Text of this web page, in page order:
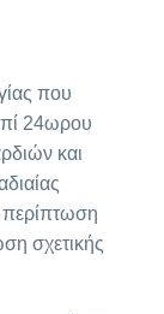
που
24ωρου
και
περίπτωση
σχετικής